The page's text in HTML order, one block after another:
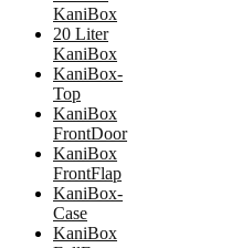
KaniBox
20 Liter
KaniBox
KaniBox-
Top
KaniBox
FrontDoor
KaniBox
FrontFlap
KaniBox-
Case
KaniBox